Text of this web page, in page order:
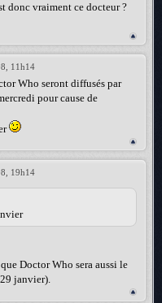
donc vraiment ce docteur ?
11h14
Who seront diffusés par
pour cause de
19h14
Doctor Who sera aussi le
janvier).